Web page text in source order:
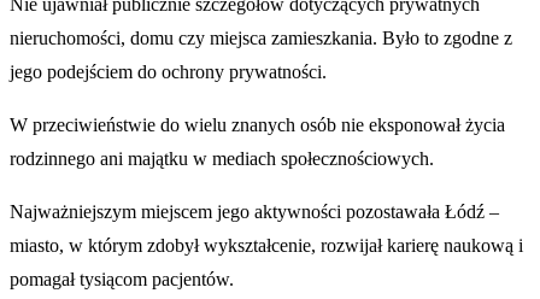
nieruchomości, domu czy miejsca zamieszkania. Było to zgodne z
jego podejściem do ochrony prywatności.
W przeciwieństwie do wielu znanych osób nie eksponował życia
rodzinnego ani majątku w mediach społecznościowych.
Najważniejszym miejscem jego aktywności pozostawała Łódź –
miasto, w którym zdobył wykształcenie, rozwijał karierę naukową i
pomagał tysiącom pacjentów.